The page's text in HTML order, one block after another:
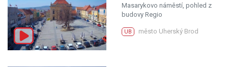
Masarykovo náměstí, pohled z
budovy Regio
UB město Uherský Brod